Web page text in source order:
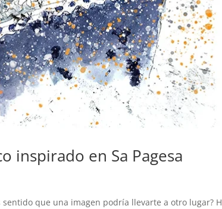
inspirado en Sa Pagesa
que una imagen podría llevarte a otro lugar?